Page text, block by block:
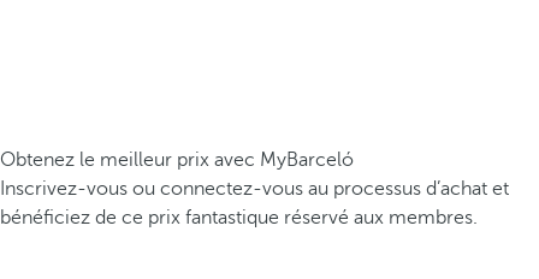
Obtenez le meilleur prix avec MyBarceló
Inscrivez-vous ou connectez-vous au processus d’achat et
bénéficiez de ce prix fantastique réservé aux membres.